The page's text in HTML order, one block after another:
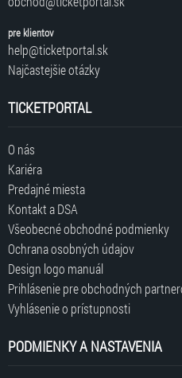
pre klientov
help@ticketportal.sk
Najčastejšie otázky
TICKETPORTAL
O nás
Kariéra
Predajné miesta
Kontakt a DSA
Všeobecné obchodné podmienky
Ochrana osobných údajov
Design logo manuál
Prihlásenie pre obchodných
Vyhlásenie o prístupnosti
PODMIENKY A NASTAVENIA